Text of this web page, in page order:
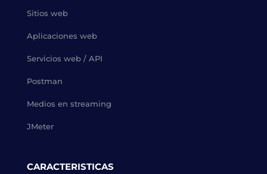
Sitios web
Aplicaciones web
Servicios web / API
Postman
Medios en streaming
JMeter
CARACTERISTICAS